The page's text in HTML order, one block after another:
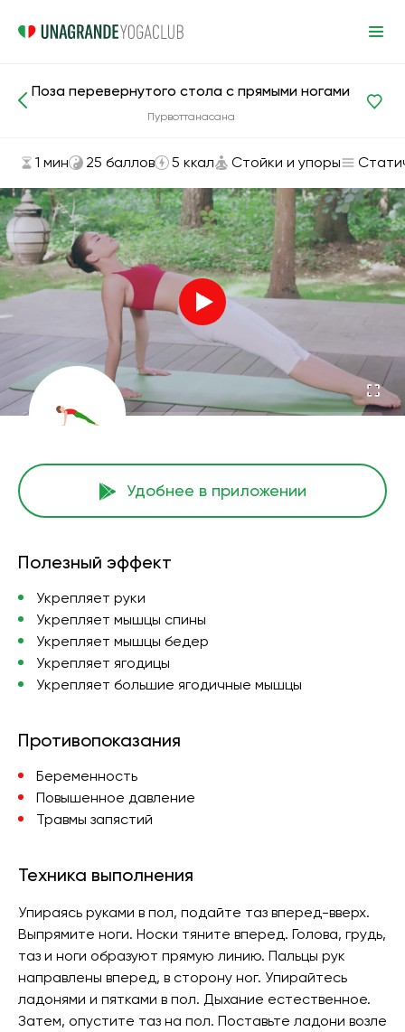
Асаны и упражнения
Поза перевернутого стола с прямыми ногами
Пурвоттанасана
1 мин 25 баллов 5 ккал Стойки и упоры
Удобнее в приложении
Полезный эффект
Укрепляет руки
Укрепляет мышцы спины
Укрепляет мышцы бедер
Укрепляет ягодицы
Укрепляет большие ягодичные мышцы
Противопоказания
Беременность
Повышенное давление
Травмы запястий
Техника выполнения
Упираясь руками в пол, подайте таз вперед-вверх.
Выпрямите ноги. Носки тяните вперед. Голова, грудь,
таз и ноги образуют прямую линию. Пальцы рук
направлены вперед, в сторону ног. Упирайтесь
ладонями и пятками в пол. Дыхание естественное.
Затем, опустите таз на пол. Поставьте ладони возле